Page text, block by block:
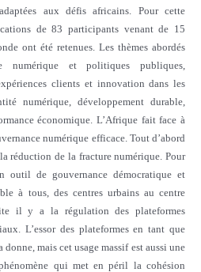
aux défis africains. Pour cette
de 83 participants venant de 15
ont été retenues. Les thèmes abordés
numérique et politiques publiques,
clients et innovation dans les
numérique, développement durable,
économique. L’Afrique fait face à
numérique efficace. Tout d’abord
réduction de la fracture numérique. Pour
outil de gouvernance démocratique et
à tous, des centres urbains au centre
il y a la régulation des plateformes
L’essor des plateformes en tant que
mais cet usage massif est aussi une
qui met en péril la cohésion